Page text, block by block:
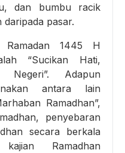
dan bumbu racik
pasar.
Ramadan 1445 H
“Sucikan Hati,
Negeri”. Adapun
antara lain
Ramadhan”,
penyebaran
secara berkala
Ramadhan